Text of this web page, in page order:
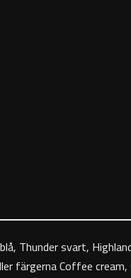
Thunder svart,
färgerna Coffee